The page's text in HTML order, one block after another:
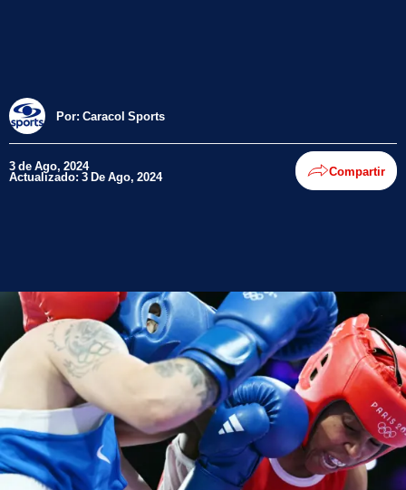
Por: Caracol Sports
3 de Ago, 2024
Actualizado: 3 De Ago, 2024 Compartir